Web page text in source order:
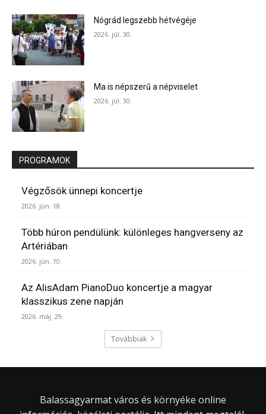
Nógrád legszebb hétvégéje
2026. júl. 30.
Ma is népszerű a népviselet
2026. júl. 30.
PROGRAMOK
Végzősök ünnepi koncertje
2026. jún. 18.
Több húron pendülünk: különleges hangverseny az
Artériában
2026. jún. 10.
Az AlisAdam PianoDuo koncertje a magyar
klasszikus zene napján
2026. máj. 29.
Továbbiak
Balassagyarmat város és környéke online